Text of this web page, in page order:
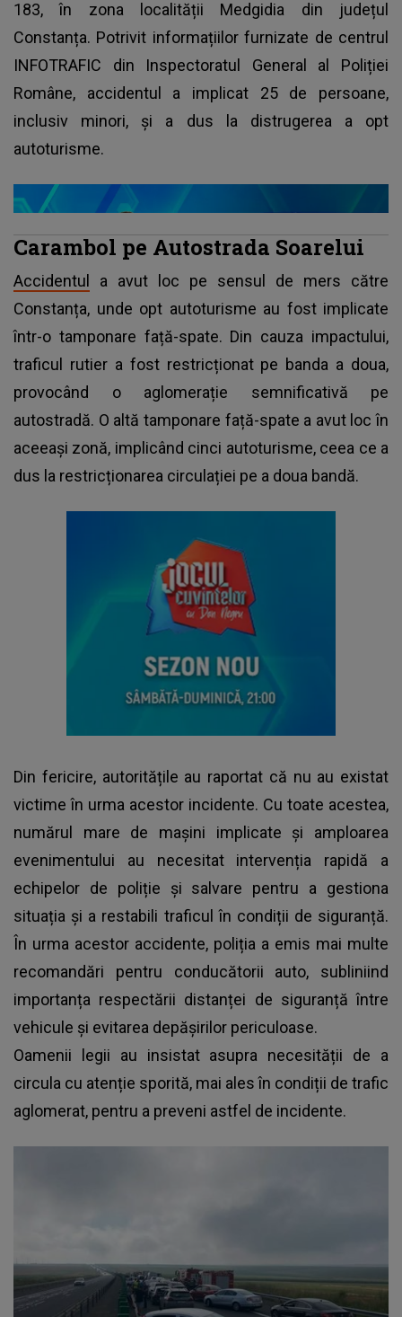
183, în zona localității Medgidia din județul
Constanța. Potrivit informațiilor furnizate de centrul
INFOTRAFIC din Inspectoratul General al Poliției
Române, accidentul a implicat 25 de persoane,
inclusiv minori, și a dus la distrugerea a opt
autoturisme.
Carambol pe Autostrada Soarelui
Accidentul a avut loc pe sensul de mers către
Constanța, unde opt autoturisme au fost implicate
într-o tamponare față-spate. Din cauza impactului,
traficul rutier a fost restricționat pe banda a doua,
provocând o aglomerație semnificativă pe
autostradă. O altă tamponare față-spate a avut loc în
aceeași zonă, implicând cinci autoturisme, ceea ce a
dus la restricționarea circulației pe a doua bandă.
Din fericire, autoritățile au raportat că nu au existat
victime în urma acestor incidente. Cu toate acestea,
numărul mare de mașini implicate și amploarea
evenimentului au necesitat intervenția rapidă a
echipelor de poliție și salvare pentru a gestiona
situația și a restabili traficul în condiții de siguranță.
În urma acestor accidente, poliția a emis mai multe
recomandări pentru conducătorii auto, subliniind
importanța respectării distanței de siguranță între
vehicule și evitarea depășirilor periculoase.
Oamenii legii au insistat asupra necesității de a
circula cu atenție sporită, mai ales în condiții de trafic
aglomerat, pentru a preveni astfel de incidente.